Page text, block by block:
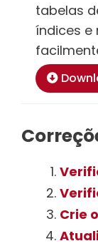
tabelas
índices e
Crie